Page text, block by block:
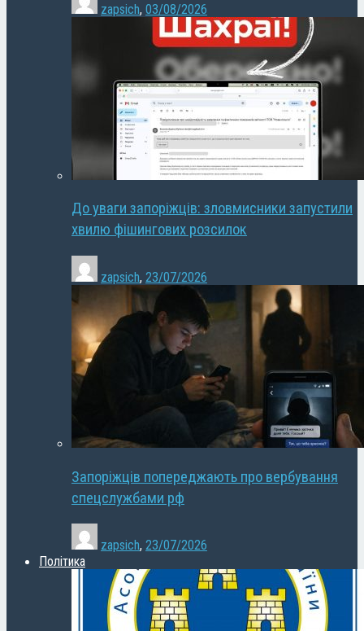
zapsich, 03/08/2026
До уваги запоріжців: зловмисники запустили
хвилю фішингових розсилок
zapsich, 23/07/2026
Запоріжців попереджають про вербування
спецслужбами рф
zapsich, 23/07/2026
Політика